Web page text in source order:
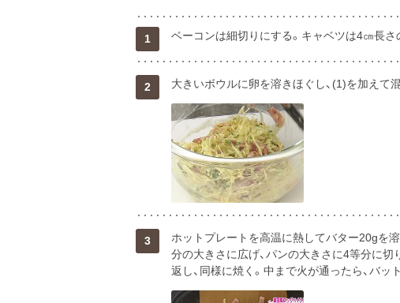
1 ベーコンは細切りにする。キャベツは4㎝長さ
2 大きいボウルに卵を溶きほぐし、(1)を加えて混
3
ホットプレートを高温に熱してバター20gを
分の大きさに広げ、パンの大きさに4等分に
返し、同様に焼く。中まで火が通ったら、バッ